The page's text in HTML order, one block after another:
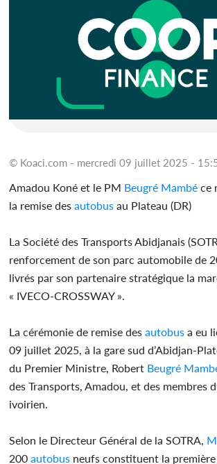
© Koaci.com - mercredi 09 juillet 2025 -
Amadou Koné et le PM Beugré Mambé ce
la remise desautobus au Plateau (DR)
La Société des Transports Abidjanais
renforcement de son parc automobile de
livrés par son partenaire stratégique la
« IVECO-CROSSWAY ».
La cérémonie de remise desautobus a eu
09 juillet 2025, à la gare sud d’Abidjan-
du Premier Ministre, Robert Beugré
des Transports, Amadou, et des membres
ivoirien.
Selon le Directeur Général de la SOTRA,
200autobus neufs constituent la première